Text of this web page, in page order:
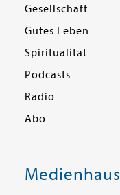
Gesellschaft
Gutes Leben
Spiritualität
Podcasts
Radio
Abo
Medienhaus